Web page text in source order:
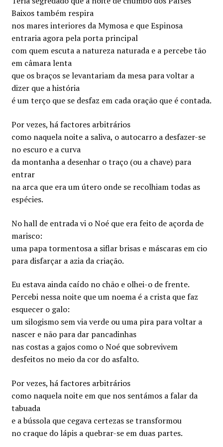
Baixos também respira
nos mares interiores da Mymosa e que Espinosa
entraria agora pela porta principal
com quem escuta a natureza naturada e a percebe tão
em câmara lenta
que os braços se levantariam da mesa para voltar a
dizer que a história
é um terço que se desfaz em cada oração que é contada.
Por vezes, há factores arbitrários
como naquela noite a saliva, o autocarro a desfazer-se
no escuro e a curva
da montanha a desenhar o traço (ou a chave) para
entrar
na arca que era um útero onde se recolhiam todas as
espécies.
No hall de entrada vi o Noé que era feito de açorda de
marisco:
uma papa tormentosa a siflar brisas e máscaras em cio
para disfarçar a azia da criação.
Eu estava ainda caído no chão e olhei-o de frente.
Percebi nessa noite que um noema é a crista que faz
esquecer o galo:
um silogismo sem via verde ou uma pira para voltar a
nascer e não para dar pancadinhas
nas costas a gajos como o Noé que sobrevivem
desfeitos no meio da cor do asfalto.
Por vezes, há factores arbitrários
como naquela noite em que nos sentámos a falar da
tabuada
e a bússola que cegava certezas se transformou
no craque do lápis a quebrar-se em duas partes.